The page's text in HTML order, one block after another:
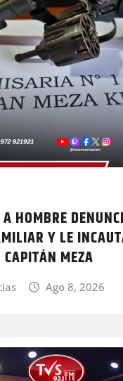
HOMBRE
Y LE
MEZA
Ago 8, 2026